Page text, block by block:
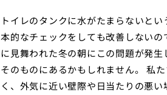
トイレのタンクに水がたまらないと
本的なチェックをしても改善しない
に見舞われた冬の朝にこの問題が発
そのものにあるかもしれません。 私
く、外気に近い壁際や日当たりの悪